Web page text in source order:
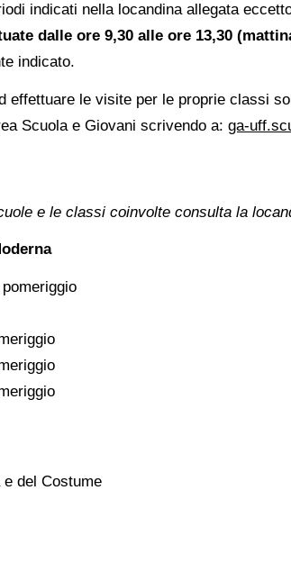
indicati nella locandina allegata
dalle ore 9,30 alle ore 13,30
indicato.
effettuare le visite per le proprie classi
Scuola e Giovani scrivendo a:ga-
e le classi coinvolte consulta la
del Costume